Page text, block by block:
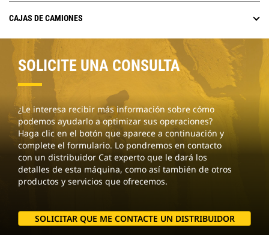
CAJAS DE CAMIONES
SOLICITE UNA CONSULTA
¿Le interesa recibir más información sobre cómo
podemos ayudarlo a optimizar sus operaciones?
Haga clic en el botón que aparece a continuación y
complete el formulario. Lo pondremos en contacto
con un distribuidor Cat experto que le dará los
detalles de esta máquina, como así también de otros
productos y servicios que ofrecemos.
SOLICITAR QUE ME CONTACTE UN DISTRIBUIDOR